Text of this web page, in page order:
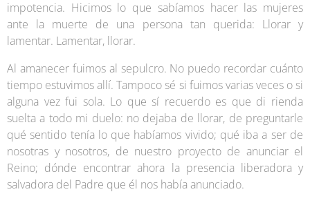
impotencia. Hicimos lo que sabíamos hacer las mujeres
ante la muerte de una persona tan querida: Llorar y
lamentar. Lamentar, llorar.
Al amanecer fuimos al sepulcro. No puedo recordar cuánto
tiempo estuvimos allí. Tampoco sé si fuimos varias veces o si
alguna vez fui sola. Lo que sí recuerdo es que di rienda
suelta a todo mi duelo: no dejaba de llorar, de preguntarle
qué sentido tenía lo que habíamos vivido; qué iba a ser de
nosotras y nosotros, de nuestro proyecto de anunciar el
Reino; dónde encontrar ahora la presencia liberadora y
salvadora del Padre que él nos había anunciado.